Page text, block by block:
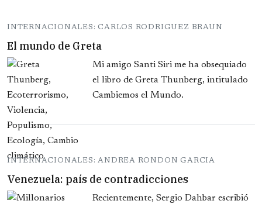
INTERNACIONALES: CARLOS RODRIGUEZ BRAUN
El mundo de Greta
Mi amigo Santi Siri me ha obsequiado
el libro de Greta Thunberg, intitulado
Cambiemos el Mundo.
INTERNACIONALES: ANDREA RONDON GARCIA
Venezuela: país de contradicciones
Recientemente, Sergio Dahbar escribió